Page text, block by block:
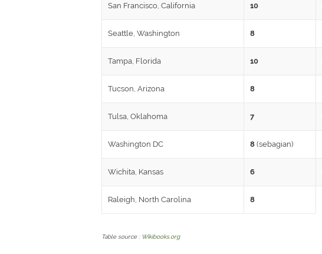
San Francisco, California 10
Seattle, Washington 8
Tampa, Florida 10
Tucson, Arizona 8
Tulsa, Oklahoma 7
Washington DC 8 (sebagian)
Wichita, Kansas 6
Raleigh, North Carolina 8
Table source : Wikibooks.org